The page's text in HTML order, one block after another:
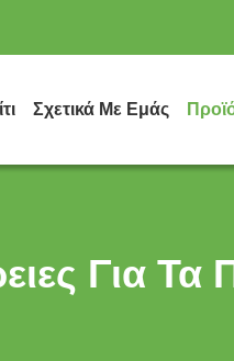
Σχετικά Με Εμάς
Για Τα